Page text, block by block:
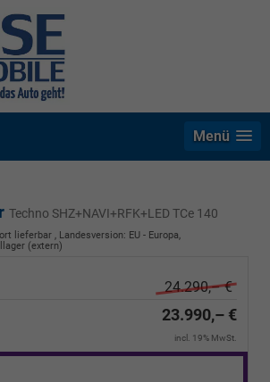
Menü
Techno SHZ+NAVI+RFK+LED TCe 140
lieferbar , Landesversion: EU - Europa,
(extern)
24.290,– €
23.990,– €
incl. 19% MwSt.